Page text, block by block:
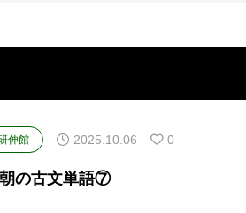
伸館 2025.10.06 0
の古文単語⑦